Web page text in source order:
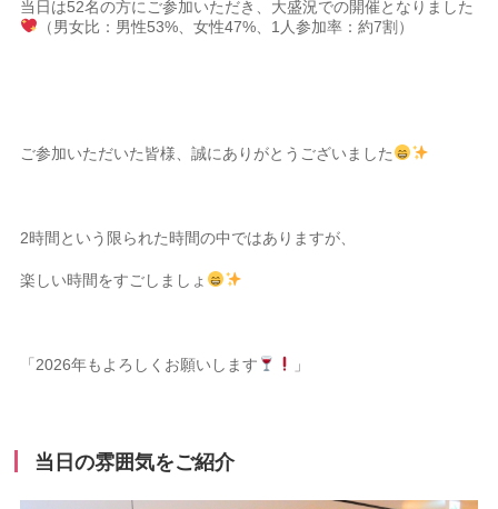
当日は52名の方にご参加いただき、大盛況での開催となりました
（男女比：男性53%、女性47%、1人参加率：約7割）
ご参加いただいた皆様、誠にありがとうございました
2時間という限られた時間の中ではありますが、
楽しい時間をすごしましょ
「2026年もよろしくお願いします 」
当日の雰囲気をご紹介